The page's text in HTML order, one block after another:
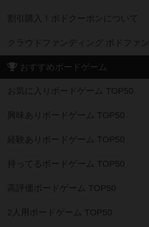
割引購入！ボドクーポンについて
クラウドファンディング ボドファン
おすすめボードゲーム
お気に入りボードゲーム TOP50
興味ありボードゲーム TOP50
経験ありボードゲーム TOP50
持ってるボードゲーム TOP50
高評価ボードゲーム TOP50
2人用ボードゲーム TOP50